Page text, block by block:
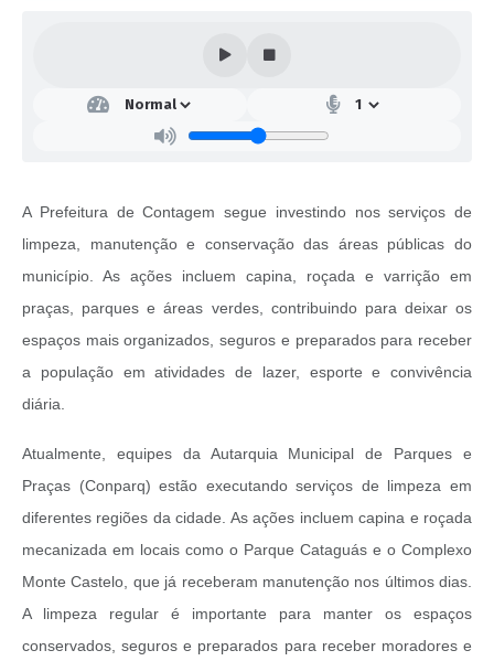
A Prefeitura de Contagem segue investindo nos serviços de
limpeza, manutenção e conservação das áreas públicas do
município. As ações incluem capina, roçada e varrição em
praças, parques e áreas verdes, contribuindo para deixar os
espaços mais organizados, seguros e preparados para receber
a população em atividades de lazer, esporte e convivência
diária.
Atualmente, equipes da Autarquia Municipal de Parques e
Praças (Conparq) estão executando serviços de limpeza em
diferentes regiões da cidade. As ações incluem capina e roçada
mecanizada em locais como o Parque Cataguás e o Complexo
Monte Castelo, que já receberam manutenção nos últimos dias.
A limpeza regular é importante para manter os espaços
conservados, seguros e preparados para receber moradores e